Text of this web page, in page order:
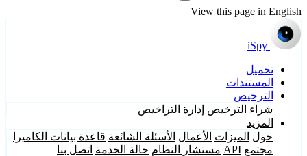
View this page in English
iSpy
تحميل
المستندات
الترخيص
شراء الترخيص إدارة التراخيص
المزيد
حول الميزات الأعمال الأسئلة الشائعة قاعدة بيانات الكاميرا
مجتمع API مستشار النظام حالة الخدمة اتصل بنا